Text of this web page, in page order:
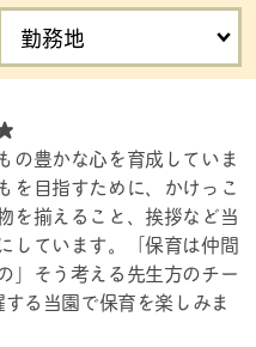
勤務地
の豊かな心を育成していま
を目指すために、かけっこ
を揃えること、挨拶など当
しています。「保育は仲間
」そう考える先生方のチー
る当園で保育を楽しみま